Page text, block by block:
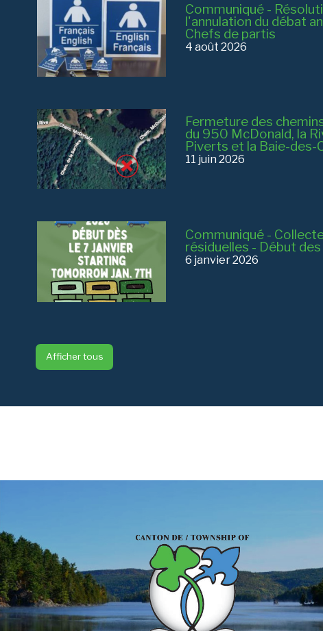
Communiqué -
l'annulation du débat
Chefs de partis
4 août 2026
Fermeture des
du 950 McDonald, la
Piverts et la Baie-des-
11 juin 2026
Communiqué -
résiduelles - Début
6 janvier 2026
Afficher tous